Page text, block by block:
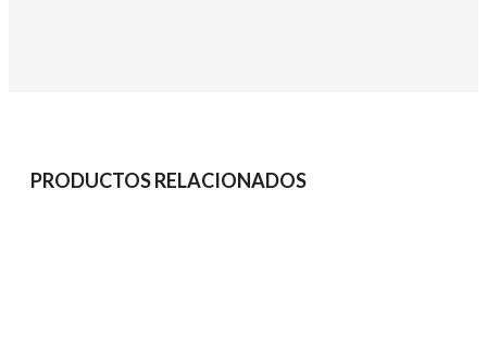
PRODUCTOS RELACIONADOS